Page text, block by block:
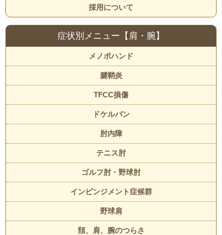
採用について
症状別メニュー【肩・腕】
メノポハンド
腱鞘炎
TFCC損傷
ドケルバン
肘内障
テニス肘
ゴルフ肘・野球肘
インピンジメント症候群
野球肩
頚、肩、腕のつらさ